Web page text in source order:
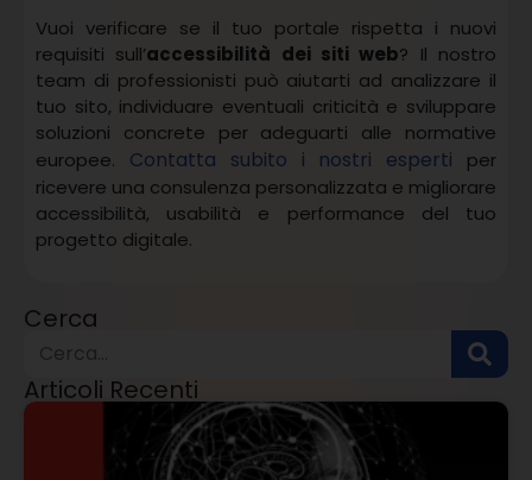
Vuoi verificare se il tuo portale rispetta i nuovi
requisiti sull’accessibilità dei siti web? Il nostro
team di professionisti può aiutarti ad analizzare il
tuo sito, individuare eventuali criticità e sviluppare
soluzioni concrete per adeguarti alle normative
europee. Contatta subito i nostri esperti per
ricevere una consulenza personalizzata e migliorare
accessibilità, usabilità e performance del tuo
progetto digitale.
Cerca
Articoli Recenti